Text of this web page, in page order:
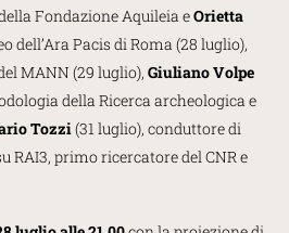
Fondazione Aquileia eOrietta
dell’Ara Pacis di Roma (28 luglio),
MANN (29 luglio), Giuliano Volpe
della Ricerca archeologica e
Tozzi(31 luglio), conduttore di
RAI3, primo ricercatore del CNR e